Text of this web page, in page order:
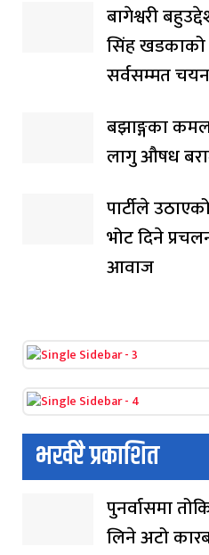
बागेश्वरी
सिंह खडकाको
सर्वसम्मत चयन
बझाङ्गका
लागु औषध
पार्टीले
भोट दिने
आवाज
भर्खरै प्रकाशित
पुनर्वासमा
लिने अटो